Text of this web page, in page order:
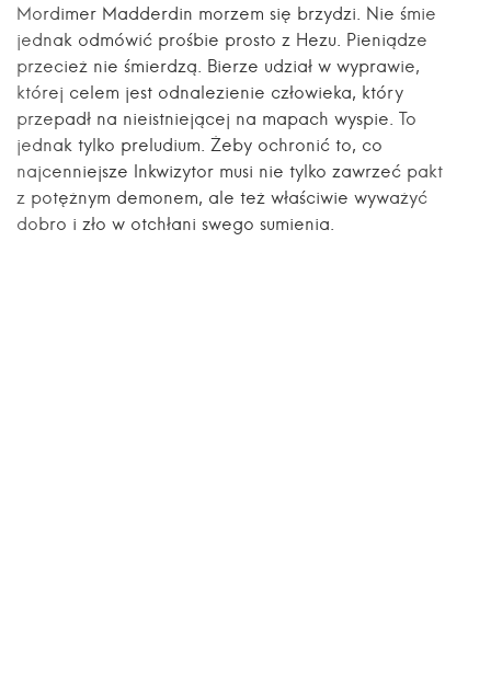
Mordimer Madderdin morzem się brzydzi. Nie śmie
jednak odmówić prośbie prosto z Hezu. Pieniądze
przecież nie śmierdzą. Bierze udział w wyprawie,
której celem jest odnalezienie człowieka, który
przepadł na nieistniejącej na mapach wyspie. To
jednak tylko preludium. Żeby ochronić to, co
najcenniejsze Inkwizytor musi nie tylko zawrzeć pakt
z potężnym demonem, ale też właściwie wyważyć
dobro i zło w otchłani swego sumienia.